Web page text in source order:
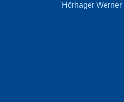
Hörhager Werner